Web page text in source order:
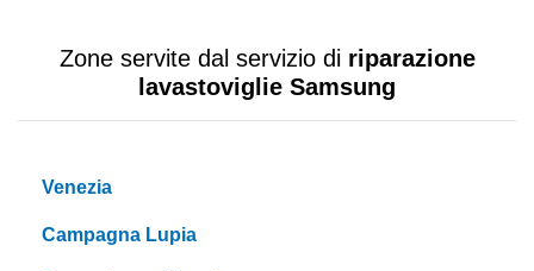
Zone servite dal servizio di riparazione
lavastoviglie Samsung
Venezia
Campagna Lupia